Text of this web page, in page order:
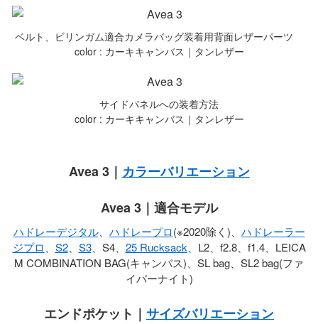
ベルト、ビリンガム適合カメラバッグ装着用背面レザーパーツ
color : カーキキャンバス｜タンレザー
サイドパネルへの装着方法
color : カーキキャンバス｜タンレザー
Avea 3｜ カラーバリエーション
Avea 3｜適合モデル
ハドレーデジタル、 ハドレープロ(※2020除く)、 ハドレーラー
ジプロ、 S2、 S3、S4、 25 Rucksack、L2、f2.8、f1.4、LEICA
M COMBINATION BAG(キャンバス)、SL bag、SL2 bag(ファ
イバーナイト)
エンドポケット｜ サイズバリエーション